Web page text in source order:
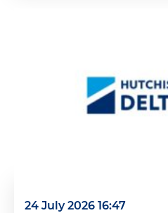
24 July 2026 16:47